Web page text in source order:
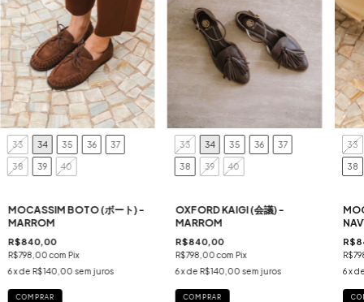
33 34 35 36 37
38 39 40
MOCASSIM BOTO (ボート) -
MARROM
R$840,00
R$798,00com Pix
6x de R$140,00 sem juros
COMPRAR
33 34 35 36 37
38 39 40
OXFORD KAIGI (会議) -
MARROM
R$840,00
R$798,00com Pix
6x de R$140,00 sem juros
COMPRAR
33
38
6 x